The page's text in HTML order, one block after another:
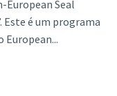
European Seal
é um programa